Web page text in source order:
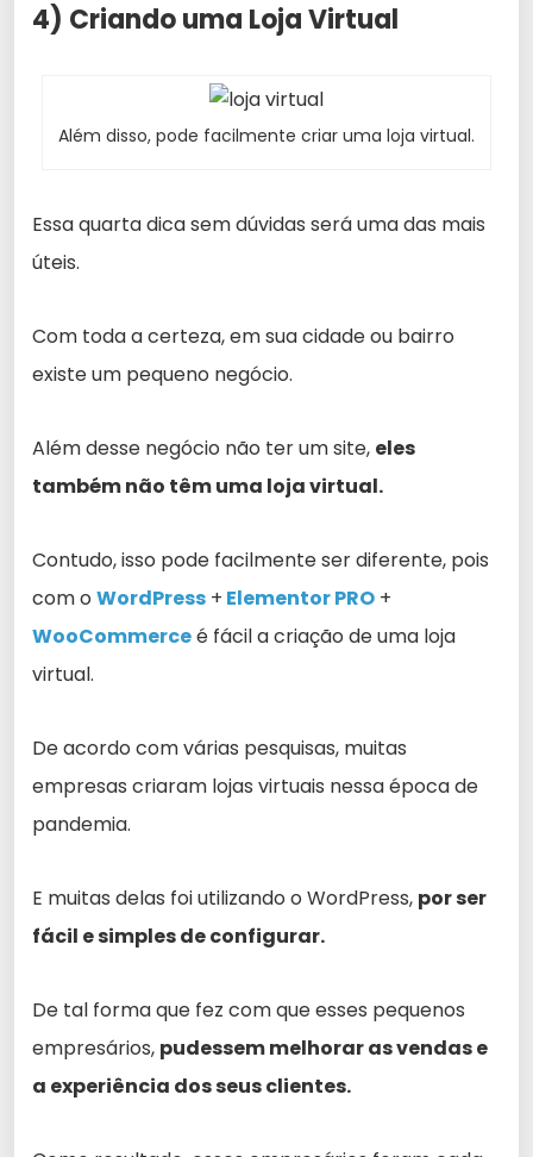
4) Criando uma Loja Virtual
Além disso, pode facilmente criar uma loja virtual.
Essa quarta dica sem dúvidas será uma das mais
úteis.
Com toda a certeza, em sua cidade ou bairro
existe um pequeno negócio.
Além desse negócio não ter um site, eles
também não têm uma loja virtual.
Contudo, isso pode facilmente ser diferente, pois
com o WordPress + Elementor PRO +
WooCommerceé fácil a criação de uma loja
virtual.
De acordo com várias pesquisas, muitas
empresas criaram lojas virtuais nessa época de
pandemia.
E muitas delas foi utilizando o WordPress, por ser
fácil e simples de configurar.
De tal forma que fez com que esses pequenos
empresários, pudessem melhorar as vendas e
a experiência dos seus clientes.